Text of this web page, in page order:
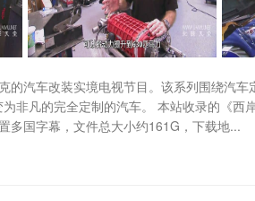
的汽车改装实境电视节目。该系列围绕汽
非凡的完全定制的汽车。 本站收录的《西
多国字幕，文件总大小约161G，下载地...